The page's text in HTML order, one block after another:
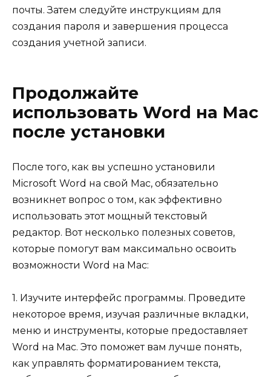
почты. Затем следуйте инструкциям для
создания пароля и завершения процесса
создания учетной записи.
Продолжайте
использовать Word на Mac
после установки
После того, как вы успешно установили
Microsoft Word на свой Mac, обязательно
возникнет вопрос о том, как эффективно
использовать этот мощный текстовый
редактор. Вот несколько полезных советов,
которые помогут вам максимально освоить
возможности Word на Mac:
1. Изучите интерфейс программы. Проведите
некоторое время, изучая различные вкладки,
меню и инструменты, которые предоставляет
Word на Mac. Это поможет вам лучше понять,
как управлять форматированием текста,